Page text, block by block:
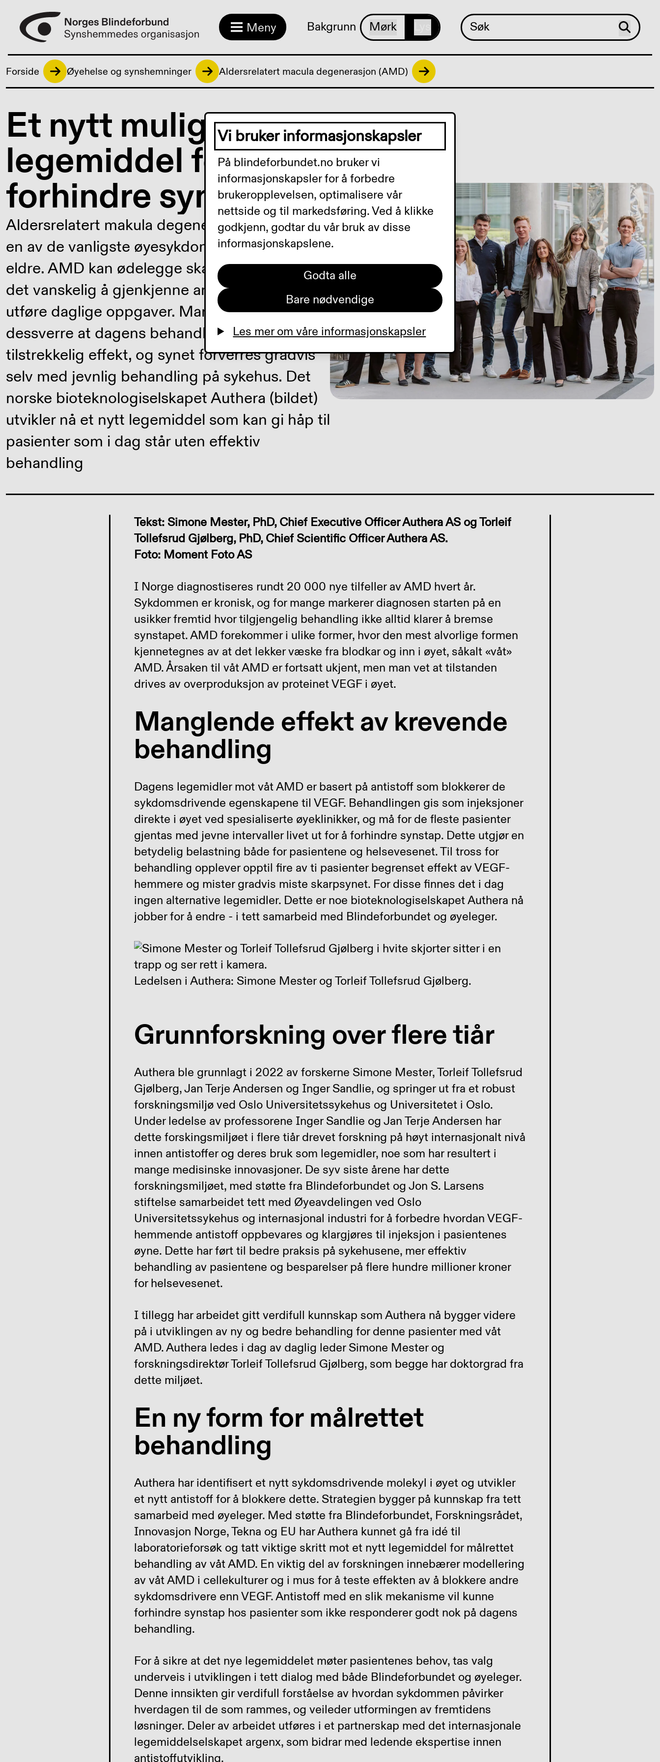
Meny Bakgrunn Mørk
Forside Øyehelse og synshemninger Aldersrelatert macula degenerasjon (AMD)
Et nytt mulig
legemiddel for å
forhindre synstap
Aldersrelatert makula degenerasjon (AMD) er
en av de vanligste øyesykdommene blant
eldre. AMD kan ødelegge skarpsynet og gjøre
det vanskelig å gjenkjenne ansikter, lese og
utføre daglige oppgaver. Mange opplever
dessverre at dagens behandling ikke gir
tilstrekkelig effekt, og synet forverres gradvis
selv med jevnlig behandling på sykehus. Det
norske bioteknologiselskapet Authera (bildet)
utvikler nå et nytt legemiddel som kan gi håp til
pasienter som i dag står uten effektiv
behandling
Tekst: Simone Mester, PhD, Chief Executive Officer Authera AS og Torleif
Tollefsrud Gjølberg, PhD, Chief Scientific Officer Authera AS.
Foto: Moment Foto AS
I Norge diagnostiseres rundt 20 000 nye tilfeller av AMD hvert år.
Sykdommen er kronisk, og for mange markerer diagnosen starten på en
usikker fremtid hvor tilgjengelig behandling ikke alltid klarer å bremse
synstapet. AMD forekommer i ulike former, hvor den mest alvorlige formen
kjennetegnes av at det lekker væske fra blodkar og inn i øyet, såkalt «våt»
AMD. Årsaken til våt AMD er fortsatt ukjent, men man vet at tilstanden
drives av overproduksjon av proteinet VEGF i øyet.
Manglende effekt av krevende
behandling
Dagens legemidler mot våt AMD er basert på antistoff som blokkerer de
sykdomsdrivende egenskapene til VEGF. Behandlingen gis som injeksjoner
direkte i øyet ved spesialiserte øyeklinikker, og må for de fleste pasienter
gjentas med jevne intervaller livet ut for å forhindre synstap. Dette utgjør en
betydelig belastning både for pasientene og helsevesenet. Til tross for
behandling opplever opptil fire av ti pasienter begrenset effekt av VEGF-
hemmere og mister gradvis miste skarpsynet. For disse finnes det i dag
ingen alternative legemidler. Dette er noe bioteknologiselskapet Authera nå
jobber for å endre - i tett samarbeid med Blindeforbundet og øyeleger.
Ledelsen i Authera: Simone Mester og Torleif Tollefsrud Gjølberg.
Grunnforskning over flere tiår
Authera ble grunnlagt i 2022 av forskerne Simone Mester, Torleif Tollefsrud
Gjølberg, Jan Terje Andersen og Inger Sandlie, og springer ut fra et robust
forskningsmiljø ved Oslo Universitetssykehus og Universitetet i Oslo.
Under ledelse av professorene Inger Sandlie og Jan Terje Andersen har
dette forskingsmiljøet i flere tiår drevet forskning på høyt internasjonalt nivå
innen antistoffer og deres bruk som legemidler, noe som har resultert i
mange medisinske innovasjoner. De syv siste årene har dette
forskningsmiljøet, med støtte fra Blindeforbundet og Jon S. Larsens
stiftelse samarbeidet tett med Øyeavdelingen ved Oslo
Universitetssykehus og internasjonal industri for å forbedre hvordan VEGF-
hemmende antistoff oppbevares og klargjøres til injeksjon i pasientenes
øyne. Dette har ført til bedre praksis på sykehusene, mer effektiv
behandling av pasientene og besparelser på flere hundre millioner kroner
for helsevesenet.
I tillegg har arbeidet gitt verdifull kunnskap som Authera nå bygger videre
på i utviklingen av ny og bedre behandling for denne pasienter med våt
AMD. Authera ledes i dag av daglig leder Simone Mester og
forskningsdirektør Torleif Tollefsrud Gjølberg, som begge har doktorgrad fra
dette miljøet.
En ny form for målrettet
behandling
Authera har identifisert et nytt sykdomsdrivende molekyl i øyet og utvikler
et nytt antistoff for å blokkere dette. Strategien bygger på kunnskap fra tett
samarbeid med øyeleger. Med støtte fra Blindeforbundet, Forskningsrådet,
Innovasjon Norge, Tekna og EU har Authera kunnet gå fra idé til
laboratorieforsøk og tatt viktige skritt mot et nytt legemiddel for målrettet
behandling av våt AMD. En viktig del av forskningen innebærer modellering
av våt AMD i cellekulturer og i mus for å teste effekten av å blokkere andre
sykdomsdrivere enn VEGF. Antistoff med en slik mekanisme vil kunne
forhindre synstap hos pasienter som ikke responderer godt nok på dagens
behandling.
For å sikre at det nye legemiddelet møter pasientenes behov, tas valg
underveis i utviklingen i tett dialog med både Blindeforbundet og øyeleger.
Denne innsikten gir verdifull forståelse av hvordan sykdommen påvirker
hverdagen til de som rammes, og veileder utformingen av fremtidens
løsninger. Deler av arbeidet utføres i et partnerskap med det internasjonale
legemiddelselskapet argenx, som bidrar med ledende ekspertise innen
antistoffutvikling.
Vi bruker informasjonskapsler
På blindeforbundet.no bruker vi
informasjonskapsler for å forbedre
brukeropplevelsen, optimalisere vår
nettside og til markedsføring. Ved å klikke
godkjenn, godtar du vår bruk av disse
informasjonskapslene.
Godta alle
Bare nødvendige
Les mer om våre informasjonskapsler